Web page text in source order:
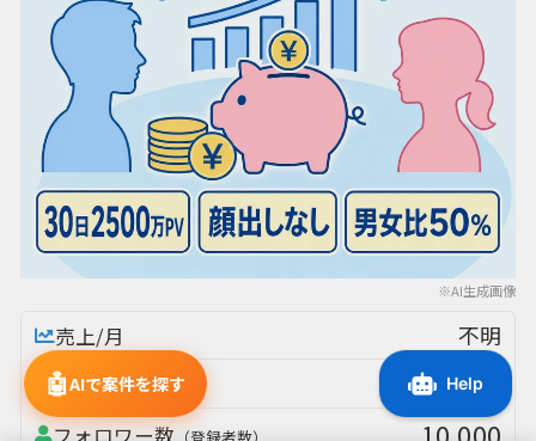
※AI生成画像
売上/月 不明
利益/月 不明
フォロワー数 （登録者数）
🤖AIで案件を探す